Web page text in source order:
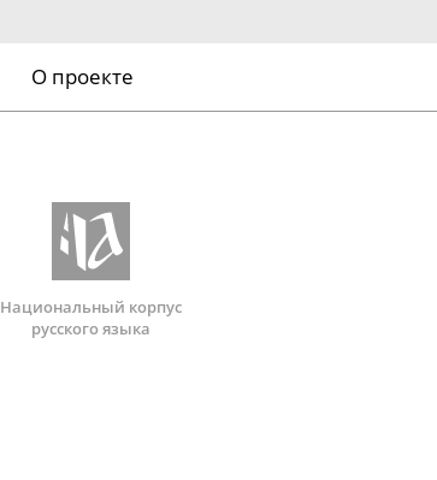
О проекте
Национальный корпус
русского языка